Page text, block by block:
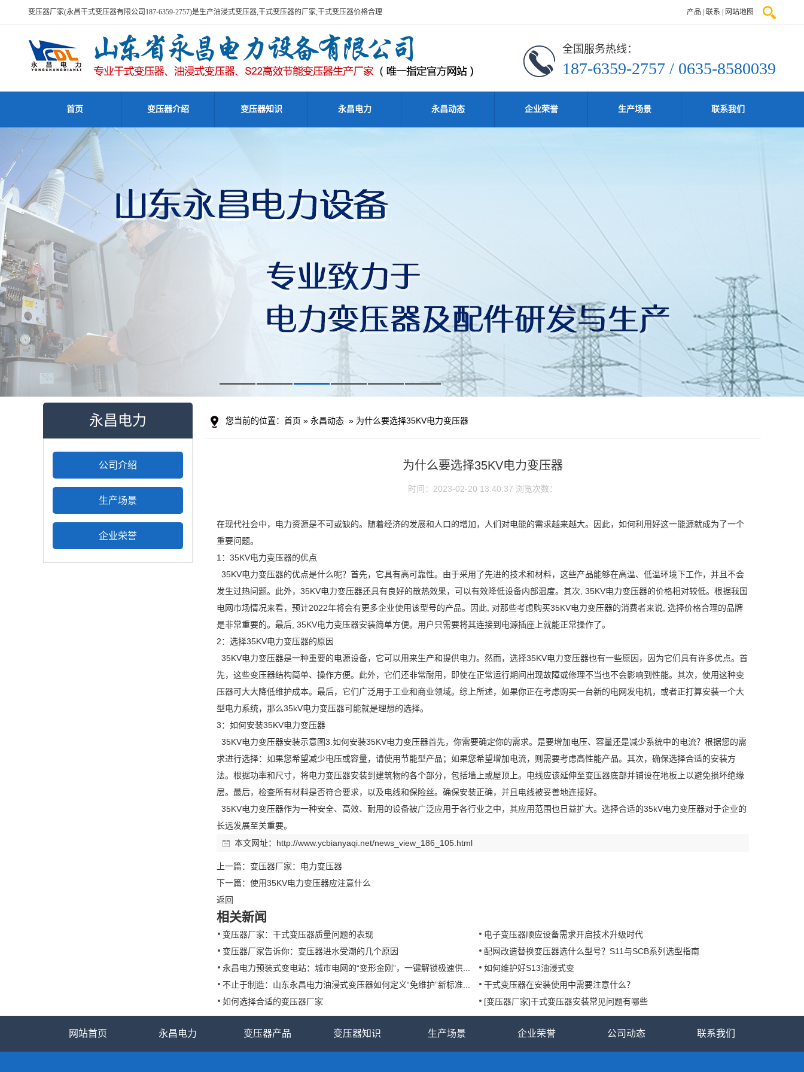
变压器厂家(永昌干式变压器有限公司187-6359-2757)是生产油浸式变压器,干式变压器的厂家,干式变压器价格合理 产品 联系 网站地图
全国服务热线：
187-6359-2757 / 0635-8580039
首页 变压器介绍 变压器知识 永昌电力 永昌动态 企业荣誉 生产场景 联系我们
永昌电力
公司介绍
生产场景
企业荣誉
您当前的位置： 首页 » 永昌动态 » 为什么要选择35KV电力变压器
为什么要选择35KV电力变压器
时间：2023-02-20 13:40:37 浏览次数：
在现代社会中，电力资源是不可或缺的。随着经济的发展和人口的增加，人们对电能的需求越来越大。因此，如何利用好这一能源就成为了一个
重要问题。
1：35KV电力变压器的优点
35KV电力变压器的优点是什么呢？首先，它具有高可靠性。由于采用了先进的技术和材料，这些产品能够在高温、低温环境下工作，并且不会
发生过热问题。此外，35KV电力变压器还具有良好的散热效果，可以有效降低设备内部温度。其次, 35KV电力变压器的价格相对较低。根据我国
电网市场情况来看，预计2022年将会有更多企业使用该型号的产品。因此, 对那些考虑购买35KV电力变压器的消费者来说, 选择价格合理的品牌
是非常重要的。最后, 35KV电力变压器安装简单方便。用户只需要将其连接到电源插座上就能正常操作了。
2：选择35KV电力变压器的原因
35KV电力变压器是一种重要的电源设备，它可以用来生产和提供电力。然而，选择35KV电力变压器也有一些原因，因为它们具有许多优点。首
先，这些变压器结构简单、操作方便。此外，它们还非常耐用，即使在正常运行期间出现故障或修理不当也不会影响到性能。其次，使用这种变
压器可大大降低维护成本。最后，它们广泛用于工业和商业领域。综上所述，如果你正在考虑购买一台新的电网发电机，或者正打算安装一个大
型电力系统，那么35kV电力变压器可能就是理想的选择。
3：如何安装35KV电力变压器
35KV电力变压器安装示意图3.如何安装35KV电力变压器首先，你需要确定你的需求。是要增加电压、容量还是减少系统中的电流？根据您的需
求进行选择：如果您希望减少电压或容量，请使用节能型产品；如果您希望增加电流，则需要考虑高性能产品。其次，确保选择合适的安装方
法。根据功率和尺寸，将电力变压器安装到建筑物的各个部分，包括墙上或屋顶上。电线应该延伸至变压器底部并铺设在地板上以避免损坏绝缘
层。最后，检查所有材料是否符合要求，以及电线和保险丝。确保安装正确，并且电线被妥善地连接好。
35KV电力变压器作为一种安全、高效、耐用的设备被广泛应用于各行业之中，其应用范围也日益扩大。选择合适的35kV电力变压器对于企业的
长远发展至关重要。
本文网址： http://www.ycbianyaqi.net/news_view_186_105.html
上一篇： 变压器厂家：电力变压器
下一篇： 使用35KV电力变压器应注意什么
返回
相关新闻
变压器厂家：干式变压器质量问题的表现
电子变压器顺应设备需求开启技术升级时代
变压器厂家告诉你：变压器进水受潮的几个原因
配网改造替换变压器选什么型号？S11与SCB系列选型指南
永昌电力预装式变电站：城市电网的“变形金刚”，一键解锁极速供...
如何维护好S13油浸式变
不止于制造：山东永昌电力油浸式变压器如何定义“免维护”新标准...
干式变压器在安装使用中需要注意什么？
如何选择合适的变压器厂家
[变压器厂家]干式变压器安装常见问题有哪些
网站首页 永昌电力 变压器产品 变压器知识 生产场景 企业荣誉 公司动态 联系我们